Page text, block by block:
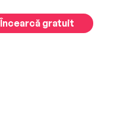
Încearcă gratuit